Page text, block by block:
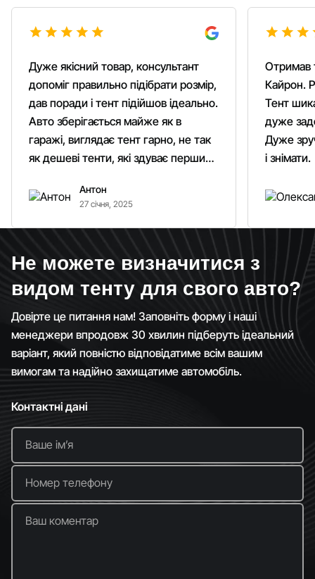
Дуже якісний товар, консультант
допоміг правильно підібрати розмір,
дав поради і тент підійшов ідеально.
Авто зберігається майже як в
гаражі, виглядає тент гарно, не так
як дешеві тенти, які здуває першим
Рекомендую однозначно!
Антон
27 січня, 2025
Отримав
Кайрон.
Тент
дуже
Дуже
і знімати.
Не можете визначитися з
видом тенту для свого авто?
Довірте це питання нам! Заповніть форму і наші
менеджери впродовж 30 хвилин підберуть ідеальний
варіант, який повністю відповідатиме всім вашим
вимогам та надійно захищатиме автомобіль.
Контактні дані
Ваше імʼя
Номер телефону
Ваш коментар